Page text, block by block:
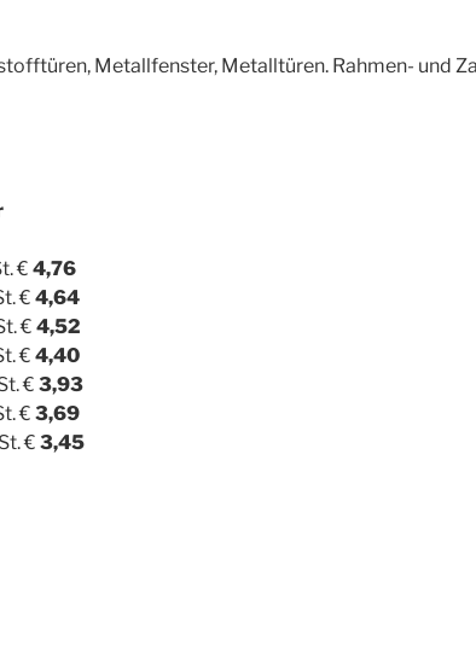
Metallfenster, Metalltüren. Rahmen- und
€ 4,76
€ 4,64
€ 4,52
€ 4,40
€ 3,93
€ 3,69
€ 3,45